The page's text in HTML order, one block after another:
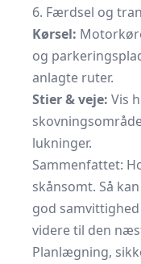
6. Færdsel og
Kørsel:
og
anlagte ruter.
Stier & veje: Vis
lukninger.
Sammenfattet:
skånsomt. Så
god
videre til den
Planlægning,